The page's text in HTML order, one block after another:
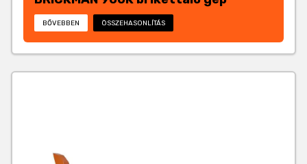
BŐVEBBEN ÖSSZEHASONLÍTÁS